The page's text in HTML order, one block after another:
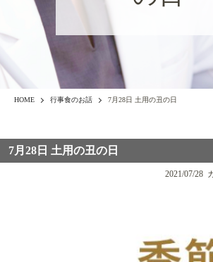
HOME 行事食のお話 7月28日 土用の丑の日
7月28日 土用の丑の日
2021/07/28